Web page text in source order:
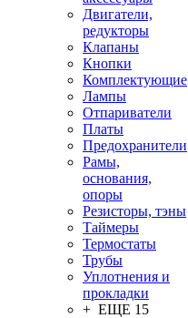
Двигатели,
редукторы
Клапаны
Кнопки
Комплектующие
Лампы
Отпариватели
Платы
Предохранители
Рамы,
основания,
опоры
Резисторы, тэны
Таймеры
Термостаты
Трубы
Уплотнения и
прокладки
+ ЕЩЕ 15